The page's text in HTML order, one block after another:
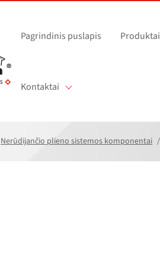
Pagrindinis puslapis Produktai
Kontaktai
Nerūdijančio plieno sistemos komponentai